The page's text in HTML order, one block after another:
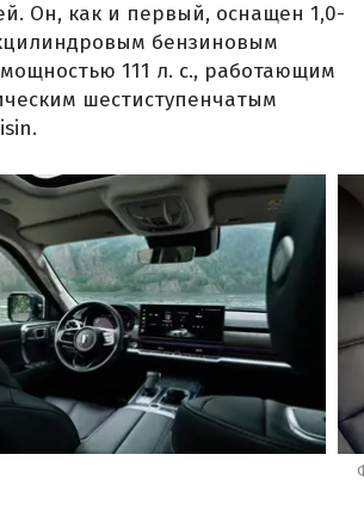
Он, как и первый, оснащен 1,0-
бензиновым
111 л. с., работающим
шестиступенчатым